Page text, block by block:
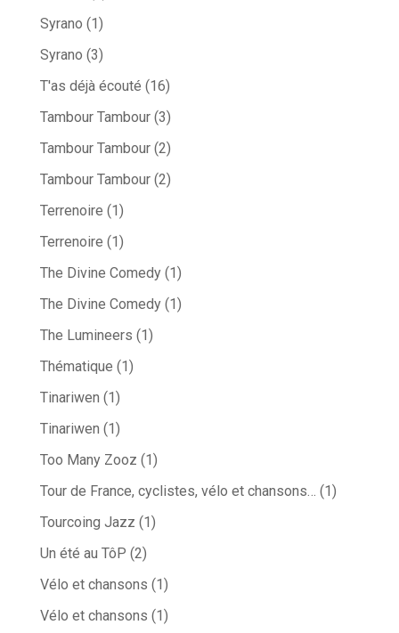
Syrano (1)
Syrano (3)
T'as déjà écouté (16)
Tambour Tambour(3)
Tambour Tambour(2)
Tambour Tambour(2)
Terrenoire (1)
Terrenoire (1)
The Divine Comedy(1)
The Divine Comedy(1)
The Lumineers (1)
Thématique (1)
Tinariwen (1)
Tinariwen (1)
Too Many Zooz (1)
Tour de France, cyclistes, vélo et chansons… (1)
Tourcoing Jazz (1)
Un été au TôP (2)
Vélo et chansons (1)
Vélo et chansons (1)